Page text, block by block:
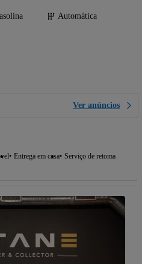
Automática
Ver anúncios
Entrega em casa Serviço de retoma